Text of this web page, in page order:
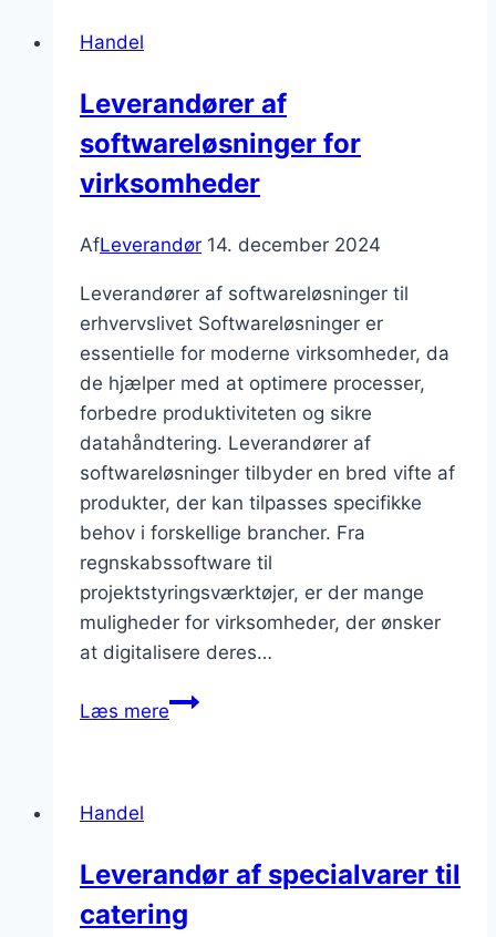
forsyningskædeudfordringer
Handel
Leverandører af
softwareløsninger for
virksomheder
AfLeverandør 14. december 2024
Leverandører af softwareløsninger til
erhvervslivet Softwareløsninger er
essentielle for moderne virksomheder, da
de hjælper med at optimere processer,
forbedre produktiviteten og sikre
datahåndtering. Leverandører af
softwareløsninger tilbyder en bred vifte af
produkter, der kan tilpasses specifikke
behov i forskellige brancher. Fra
regnskabssoftware til
projektstyringsværktøjer, er der mange
muligheder for virksomheder, der ønsker
at digitalisere deres…
Læs mereLeverandører
Handel
Leverandør af specialvarer til
catering